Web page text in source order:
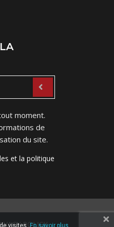
moment.
de
du site.
et la politique
POLICY
visites.En savoir plus.